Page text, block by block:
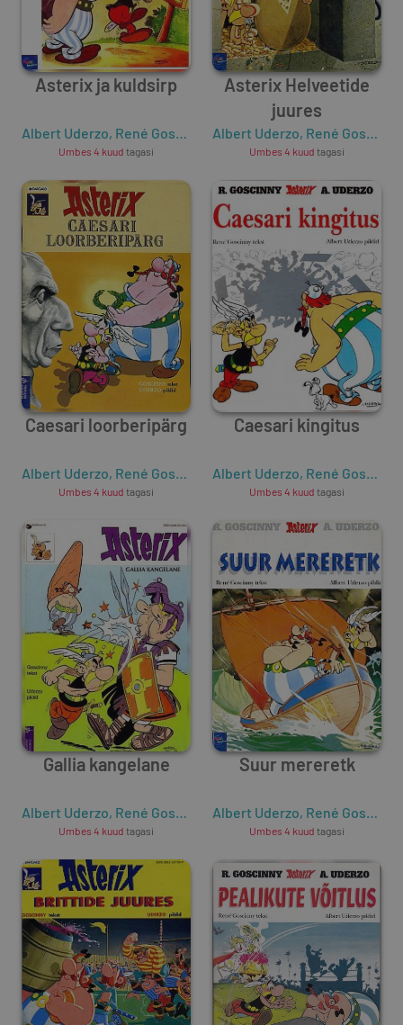
Asterix ja kuldsirp
Albert Uderzo, René Goscinny
Umbes 4 kuud tagasi
Asterix Helveetide
juures
Albert Uderzo, René Goscinny
Umbes 4 kuud tagasi
Caesari loorberipärg
Albert Uderzo, René Goscinny
Umbes 4 kuud tagasi
Caesari kingitus
Albert Uderzo, René Goscinny
Umbes 4 kuud tagasi
Gallia kangelane
Albert Uderzo, René Goscinny
Umbes 4 kuud tagasi
Suur mereretk
Albert Uderzo, René Goscinny
Umbes 4 kuud tagasi